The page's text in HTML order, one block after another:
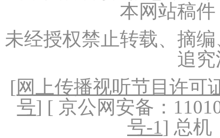
本网站稿
未经授权禁止转载、摘
追
[网上传播视听节目许可
号] [ 京公网安备：
号-1] 总机